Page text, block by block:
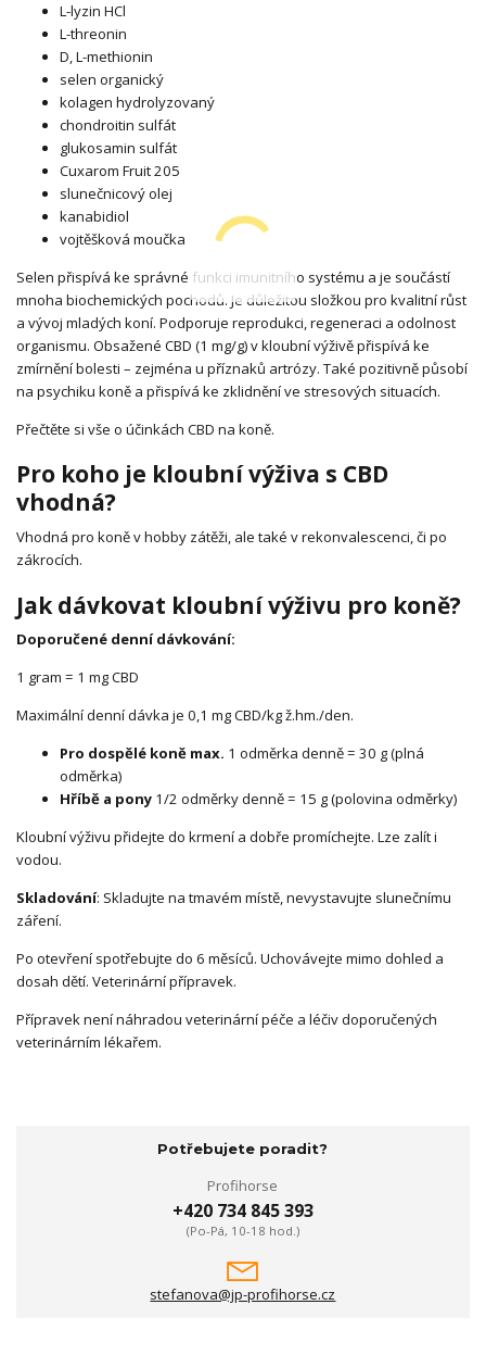
L-lyzin HCl
L-threonin
D, L-methionin
selen organický
kolagen hydrolyzovaný
chondroitin sulfát
glukosamin sulfát
Cuxarom Fruit 205
slunečnicový olej
kanabidiol
vojtěšková moučka
Selen přispívá ke správné funkci imunitního systému a je součástí
mnoha biochemických pochodů. Je důležitou složkou pro kvalitní růst
a vývoj mladých koní. Podporuje reprodukci, regeneraci a odolnost
organismu. Obsažené CBD (1 mg/g) v kloubní výživě přispívá ke
zmírnění bolesti – zejména u příznaků artrózy. Také pozitivně působí
na psychiku koně a přispívá ke zklidnění ve stresových situacích.
Přečtěte si vše o účinkách CBD na koně.
Pro koho je kloubní výživa s CBD
vhodná?
Vhodná pro koně v hobby zátěži, ale také v rekonvalescenci, či po
zákrocích.
Jak dávkovat kloubní výživu pro koně?
Doporučené denní dávkování:
1 gram = 1 mg CBD
Maximální denní dávka je 0,1 mg CBD/kg ž.hm./den.
Pro dospělé koně max. 1 odměrka denně = 30 g (plná
odměrka)
Hříbě a pony 1/2 odměrky denně = 15 g (polovina odměrky)
Kloubní výživu přidejte do krmení a dobře promíchejte. Lze zalít i
vodou.
Skladování: Skladujte na tmavém místě, nevystavujte slunečnímu
záření.
Po otevření spotřebujte do 6 měsíců. Uchovávejte mimo dohled a
dosah dětí. Veterinární přípravek.
Přípravek není náhradou veterinární péče a léčiv doporučených
veterinárním lékařem.
Potřebujete poradit?
Profihorse
+420 734 845 393
(Po-Pá, 10-18 hod.)
stefanova@jp-profihorse.cz